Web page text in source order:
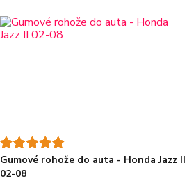
Gumové rohože do auta - Honda Jazz II
02-08